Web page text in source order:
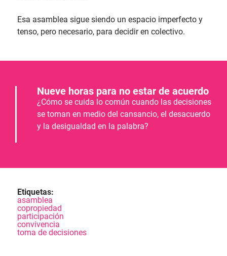
Esa asamblea sigue siendo un espacio imperfecto y
tenso, pero necesario, para decidir en colectivo.
Nueve horas para no estar de acuerdo
¿Cómo se cuida lo común cuando las decisiones
se toman en medio del cansancio, el desacuerdo
y la desigualdad en la palabra?
Etiquetas:
asamblea
copropiedad
participación
convivencia
toma de decisiones